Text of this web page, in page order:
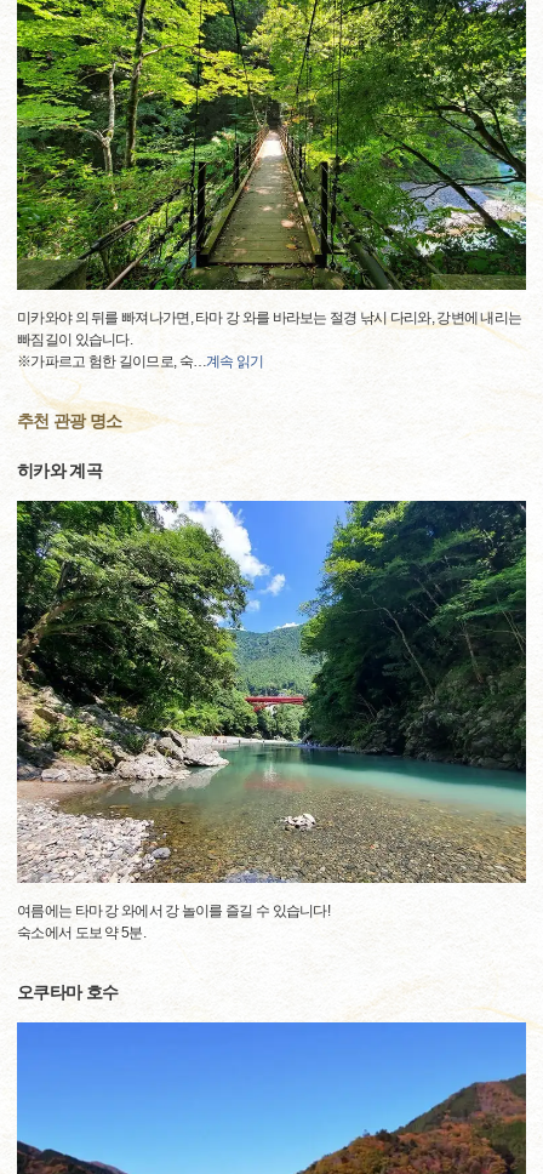
미카와야 의 뒤를 빠져나가면, 타마 강 와를 바라보는 절경 낚시 다리와, 강변에 내리는
빠짐길이 있습니다.
※가파르고 험한 길이므로, 숙…계속 읽기
추천 관광 명소
히카와 계곡
여름에는 타마 강 와에서 강 놀이를 즐길 수 있습니다!
숙소에서 도보 약 5분.
오쿠타마 호수